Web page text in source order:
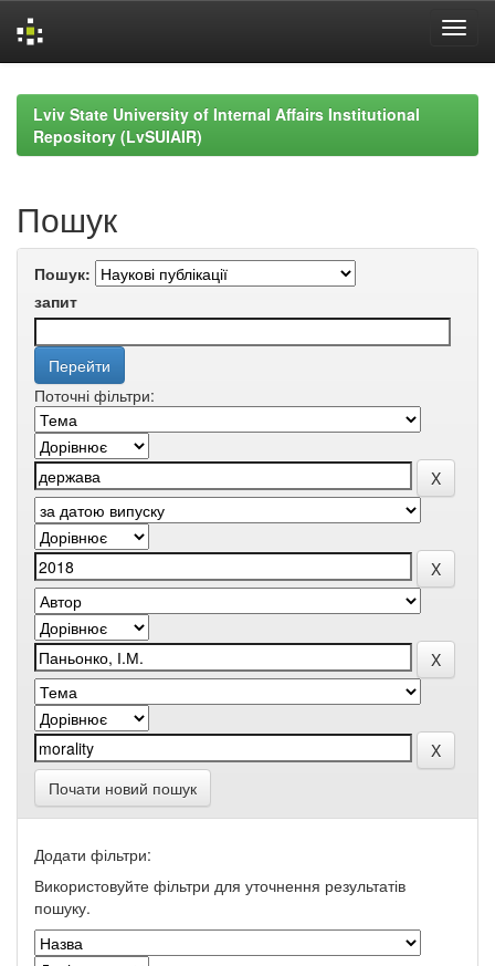
navigationLviv State University of Internal Affairs Institutional
Repository (LvSUIAIR)
Пошук
Пошук:
запит
Поточні фільтри:
Почати новий пошук
Додати фільтри:
Використовуйте фільтри для уточнення результатів
пошуку.